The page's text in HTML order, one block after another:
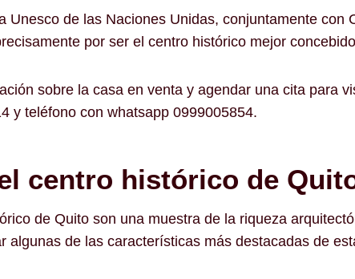
Unesco de las Naciones Unidas, conjuntamente
por ser el centro histórico mejor
sobre la casa en venta y agendar una cita para
y teléfono con whatsapp 0999005854.
centro histórico de
de Quito son una muestra de la riqueza
algunas de las características más destacadas de